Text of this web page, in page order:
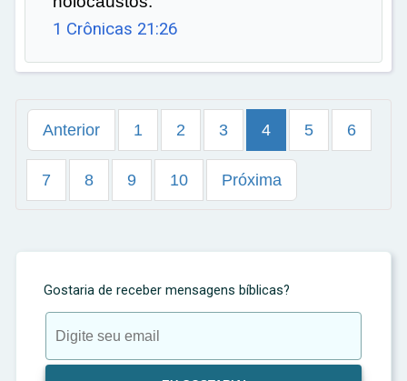
1 Crônicas 21:26
Anterior 1 2 3 4 5 6
7 8 9 10 Próxima
Gostaria de receber mensagens bíblicas?